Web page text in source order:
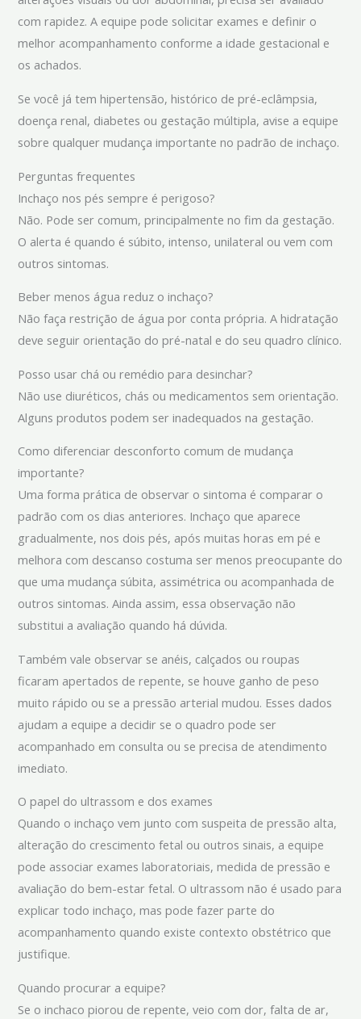
com rapidez. A equipe pode solicitar exames e definir o
melhor acompanhamento conforme a idade gestacional e
os achados.
Se você já tem hipertensão, histórico de pré-eclâmpsia,
doença renal, diabetes ou gestação múltipla, avise a equipe
sobre qualquer mudança importante no padrão de inchaço.
Perguntas frequentes
Inchaço nos pés sempre é perigoso?
Não. Pode ser comum, principalmente no fim da gestação.
O alerta é quando é súbito, intenso, unilateral ou vem com
outros sintomas.
Beber menos água reduz o inchaço?
Não faça restrição de água por conta própria. A hidratação
deve seguir orientação do pré-natal e do seu quadro clínico.
Posso usar chá ou remédio para desinchar?
Não use diuréticos, chás ou medicamentos sem orientação.
Alguns produtos podem ser inadequados na gestação.
Como diferenciar desconforto comum de mudança
importante?
Uma forma prática de observar o sintoma é comparar o
padrão com os dias anteriores. Inchaço que aparece
gradualmente, nos dois pés, após muitas horas em pé e
melhora com descanso costuma ser menos preocupante do
que uma mudança súbita, assimétrica ou acompanhada de
outros sintomas. Ainda assim, essa observação não
substitui a avaliação quando há dúvida.
Também vale observar se anéis, calçados ou roupas
ficaram apertados de repente, se houve ganho de peso
muito rápido ou se a pressão arterial mudou. Esses dados
ajudam a equipe a decidir se o quadro pode ser
acompanhado em consulta ou se precisa de atendimento
imediato.
O papel do ultrassom e dos exames
Quando o inchaço vem junto com suspeita de pressão alta,
alteração do crescimento fetal ou outros sinais, a equipe
pode associar exames laboratoriais, medida de pressão e
avaliação do bem-estar fetal. O ultrassom não é usado para
explicar todo inchaço, mas pode fazer parte do
acompanhamento quando existe contexto obstétrico que
justifique.
Quando procurar a equipe?
Se o inchaco piorou de repente, veio com dor, falta de ar,